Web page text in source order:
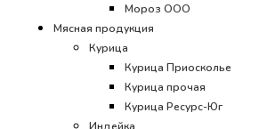
Мороз ООО
Мясная продукция
Курица
Курица Приосколье
Курица прочая
Курица Ресурс-Юг